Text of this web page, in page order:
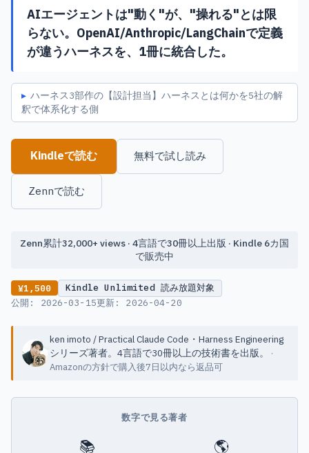
AIエージェントは"動く"が、"操れる"とは限
らない。OpenAI/Anthropic/LangChainで定義
が違うハーネスを、1冊に統合した。
ハーネス3部作の【設計担当】ハーネスとは何かを5社の解
釈で体系化する側
Kindleで読む 無料で試し読み
Zennで読む
Zenn累計32,000+ views · 4言語で30冊以上出版 · Kindle 6カ国
で販売中
¥1,500
Kindle Unlimited 読み放題対象
公開: 2026-03-15更新: 2026-04-20
ken imoto / Practical Claude Code・Harness Engineering
シリーズ著者。4言語で30冊以上の技術書を出版。
·
Amazonの方針で購入後7日以内なら返品可
数字で見る著者
📚 🌎